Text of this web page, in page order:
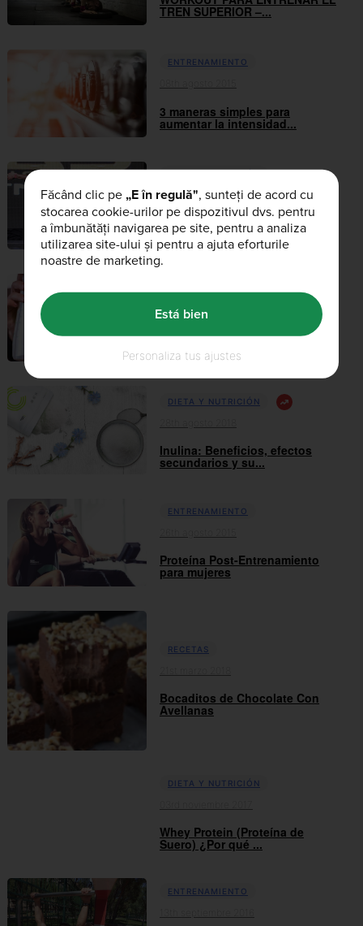
TREN SUPERIOR –...
ENTRENAMIENTO
3 maneras simples para
aumentar la intensidad...
31st octubre 2017
LA GLUTAMINA, ESE POLÉMICO
AMINOÁCIDO
27th julio 2017
AMINOÁCIDOS – DESVELANDO
SECRETOS
DIETA Y NUTRICIÓN
Inulina: Beneficios, efectos
secundarios y su...
ENTRENAMIENTO
Proteína Post-Entrenamiento
para mujeres
RECETAS
Bocaditos de Chocolate Con
Avellanas
DIETA Y NUTRICIÓN
Whey Protein (Proteína de
Suero) ¿Por qué ...
ENTRENAMIENTO
Făcând clic pe„E în regulă", sunteți de acord cu
stocarea cookie-urilor pe dispozitivul dvs. pentru
a îmbunătăți navigarea pe site, pentru a analiza
utilizarea site-ului și pentru a ajuta eforturile
noastre de marketing.
Personaliza tus ajustes
Está bien